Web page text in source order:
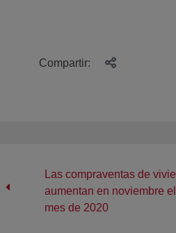
Compartir:
Las compraventas de
aumentan en noviembre
mes de 2020